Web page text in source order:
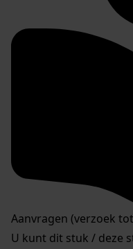
Aanvragen (verzoek
U kunt dit stuk / deze